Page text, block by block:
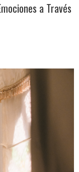
a Través